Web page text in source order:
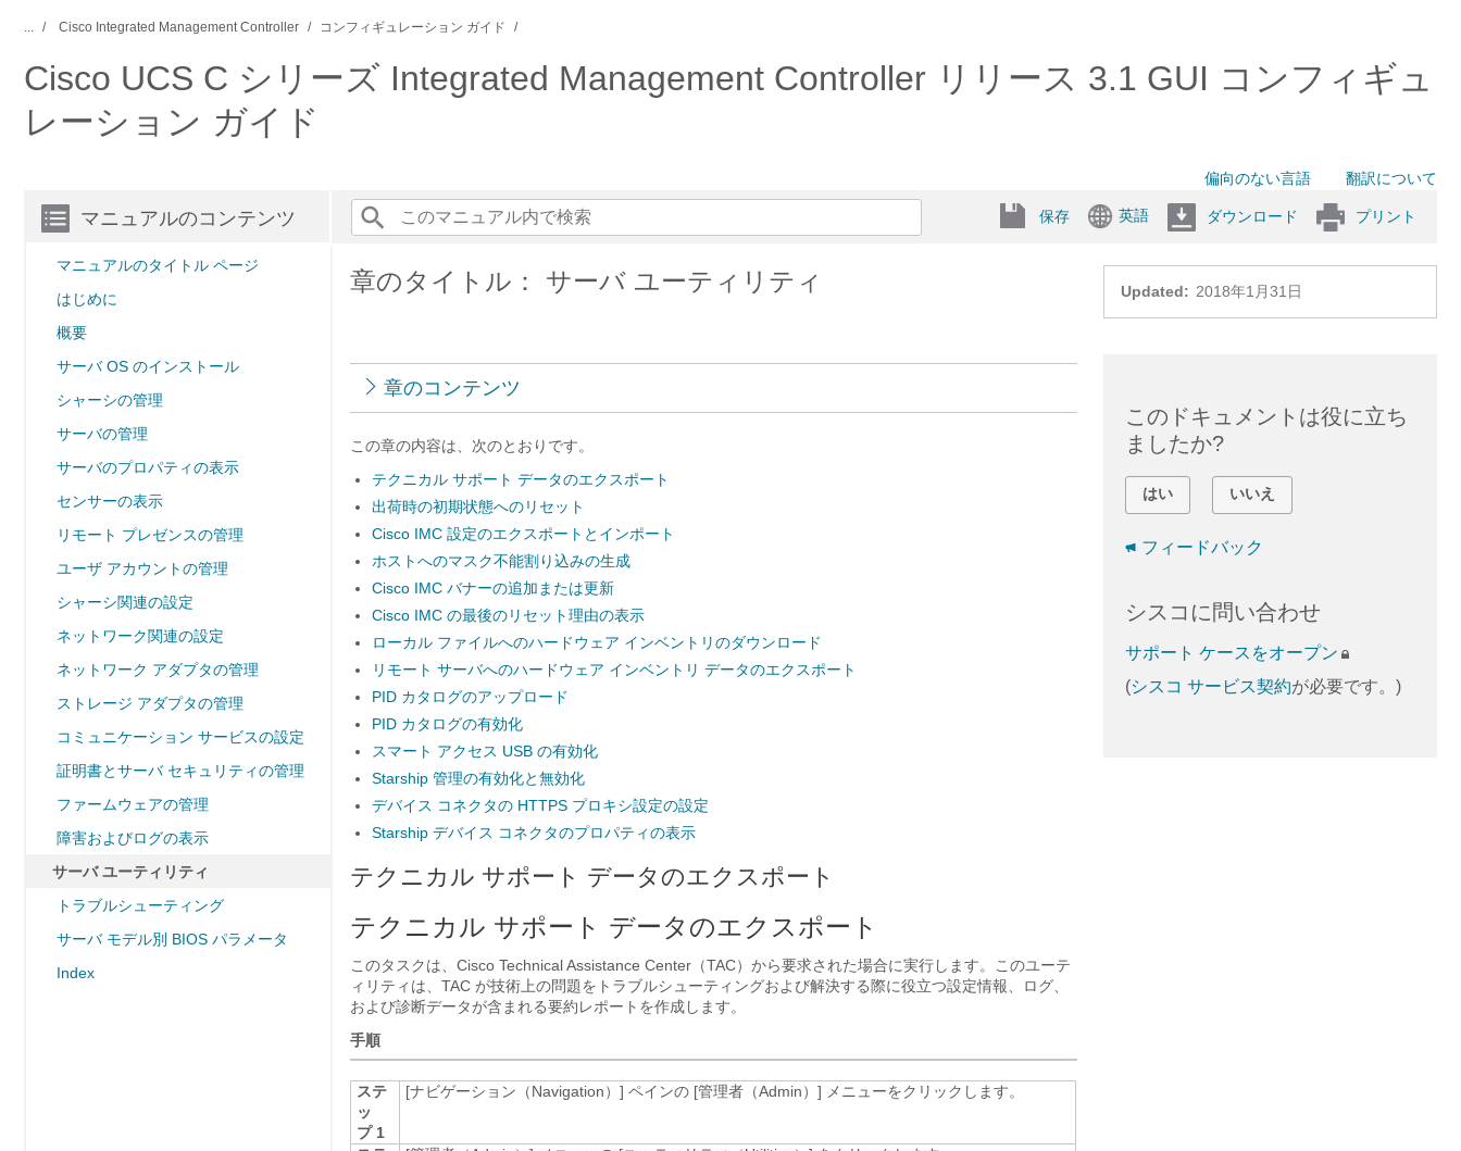
... Cisco Integrated Management Controller コンフィギュレーション ガイド
Cisco UCS C シリーズ Integrated Management Controller リリース 3.1 GUI コンフィギュ
レーション ガイド
偏向のない言語 翻訳について
マニュアルのコンテンツ
マニュアルのタイトル ページ
はじめに
概要
サーバ OS のインストール
シャーシの管理
サーバの管理
サーバのプロパティの表示
センサーの表示
リモート プレゼンスの管理
ユーザ アカウントの管理
シャーシ関連の設定
ネットワーク関連の設定
ネットワーク アダプタの管理
ストレージ アダプタの管理
コミュニケーション サービスの設定
証明書とサーバ セキュリティの管理
ファームウェアの管理
障害およびログの表示
サーバ ユーティリティ
トラブルシューティング
サーバ モデル別 BIOS パラメータ
Index
保存 英語 ダウンロード プリント
Updated: 2018年1月31日
章のタイトル： サーバ ユーティリティ
章のコンテンツ
この章の内容は、次のとおりです。
テクニカル サポート データのエクスポート
出荷時の初期状態へのリセット
Cisco IMC 設定のエクスポートとインポート
ホストへのマスク不能割り込みの生成
Cisco IMC バナーの追加または更新
Cisco IMC の最後のリセット理由の表示
ローカル ファイルへのハードウェア インベントリのダウンロード
リモート サーバへのハードウェア インベントリ データのエクスポート
PID カタログのアップロード
PID カタログの有効化
スマート アクセス USB の有効化
Starship 管理の有効化と無効化
デバイス コネクタの HTTPS プロキシ設定の設定
Starship デバイス コネクタのプロパティの表示
テクニカル サポート データのエクスポート
テクニカル サポート データのエクスポート
このタスクは、Cisco Technical Assistance Center（TAC）から要求された場合に実行します。このユーテ
ィリティは、TAC が技術上の問題をトラブルシューティングおよび解決する際に役立つ設定情報、ログ、
および診断データが含まれる要約レポートを作成します。
手順
ステ
ッ
プ 1
[ナビゲーション（Navigation）] ペインの [管理者（Admin）] メニューをクリックします。
このドキュメントは役に立ち
ましたか?
はい いいえ
フィードバック
シスコに問い合わせ
サポート ケースをオープン
(シスコ サービス契約が必要です。)